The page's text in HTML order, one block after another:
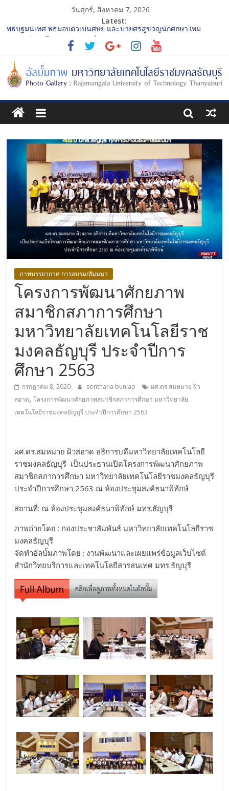
วันศุกร์, สิงหาคม 7, 2026
Latest:
พิธีปฐมนิเทศ พิธีมอบตัวเป็นศิษย์ และบายศรีสู่ขวัญนักศึกษาใหม่
ประจำปีการศึกษา 2568 รุ่นที่ 3
พิธีปฐมนิเทศ พิธีมอบตัวเป็นศิษย์ และบายศรีสู่ขวัญนักศึกษาใหม่
ประจำปีการศึกษา 2568 รุ่นที่ 2
การประกวดทูตกิจกรรม ประจำปีการศึกษา 2568 “RMUTT Freshy
2025 Time to Nine-T”
โครงการแลกเปลี่ยนเรียนรู้บทบาทของกรรมการสภามหาวิทยาลัย
เทคโนโลยีราชมงคลธัญบุรี
รับน้องเข้าคณะศิลปกรรมศาสตร์ “โยนลูกรักษ์”
ภาพบรรยากาศ การอบรม/สัมมนา
โครงการพัฒนาศักยภาพ
สมาชิกสภาการศึกษา
มหาวิทยาลัยเทคโนโลยีราช
มงคลธัญบุรี ประจำปีการ
ศึกษา 2563
กรกฎาคม 8, 2020 sonthana bunlap
ผศ.ดร.สมหมาย ผิว
สอาด,โครงการพัฒนาศักยภาพสมาชิกสภาการศึกษา มหาวิทยาลัย
เทคโนโลยีราชมงคลธัญบุรี ประจำปีการศึกษา 2563
ผศ.ดร.สมหมาย ผิวสอาด อธิการบดีมหาวิทยาลัยเทคโนโลยี
ราชมงคลธัญบุรี เป็นประธานเปิดโครงการพัฒนาศักยภาพ
สมาชิกสภาการศึกษา มหาวิทยาลัยเทคโนโลยีราชมงคลธัญบุรี
ประจำปีการศึกษา 2563 ณ ห้องประชุมสงค์ธนาพิทักษ์
สถานที่: ณ ห้องประชุมสงค์ธนาพิทักษ์ มทร.ธัญบุรี
ภาพถ่ายโดย : กองประชาสัมพันธ์ มหาวิทยาลัยเทคโนโลยีราช
มงคลธัญบุรี
จัดทำอัลบั้มภาพโดย : งานพัฒนาและเผยแพร่ข้อมูลเว็บไซต์
สำนักวิทยบริการและเทคโนโลยีสารสนเทศ มทร.ธัญบุรี